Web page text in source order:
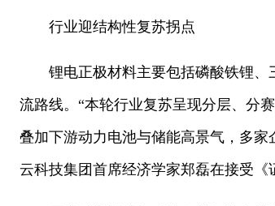
行业迎结构性复苏拐点
锂电正极材料主要包括磷酸铁锂
流路线。“本轮行业复苏呈现分层、分
叠加下游动力电池与储能高景气，多
云科技集团首席经济学家郑磊在接受《